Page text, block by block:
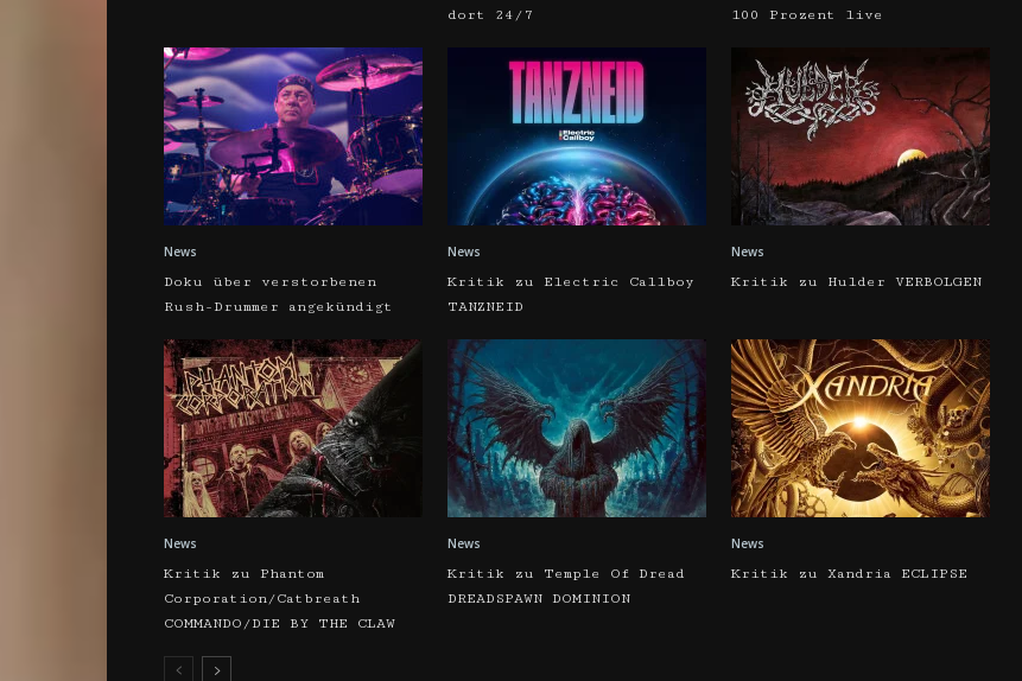
dort 24/7
100 Prozent live
News
Doku über verstorbenen
Rush-Drummer angekündigt
News
Kritik zu Electric Callboy
TANZNEID
News
Kritik zu Hulder VERBOLGEN
News
Kritik zu Phantom
Corporation/Catbreath
COMMANDO/DIE BY THE CLAW
News
Kritik zu Temple Of Dread
DREADSPAWN DOMINION
News
Kritik zu Xandria ECLIPSE